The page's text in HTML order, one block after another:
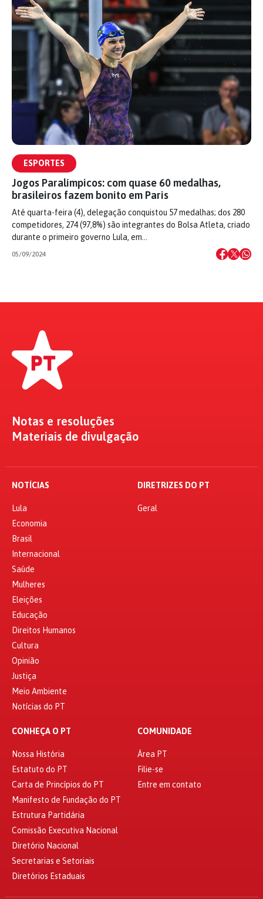
ESPORTES
Jogos Paralímpicos: com quase 60 medalhas,
brasileiros fazem bonito em Paris
Até quarta-feira (4), delegação conquistou 57 medalhas; dos 280
competidores, 274 (97,8%) são integrantes do Bolsa Atleta, criado
durante o primeiro governo Lula, em…
05/09/2024
Notas e resoluções
Materiais de divulgação
NOTÍCIAS
Lula
Economia
Brasil
Internacional
Saúde
Mulheres
Eleições
Educação
Direitos Humanos
Cultura
Opinião
Justiça
Meio Ambiente
Notícias do PT
DIRETRIZES DO PT
Geral
CONHEÇA O PT
Nossa História
Estatuto do PT
Carta de Princípios do PT
Manifesto de Fundação do PT
Estrutura Partidária
Comissão Executiva Nacional
Diretório Nacional
Secretarias e Setoriais
Diretórios Estaduais
COMUNIDADE
Área PT
Filie-se
Entre em contato